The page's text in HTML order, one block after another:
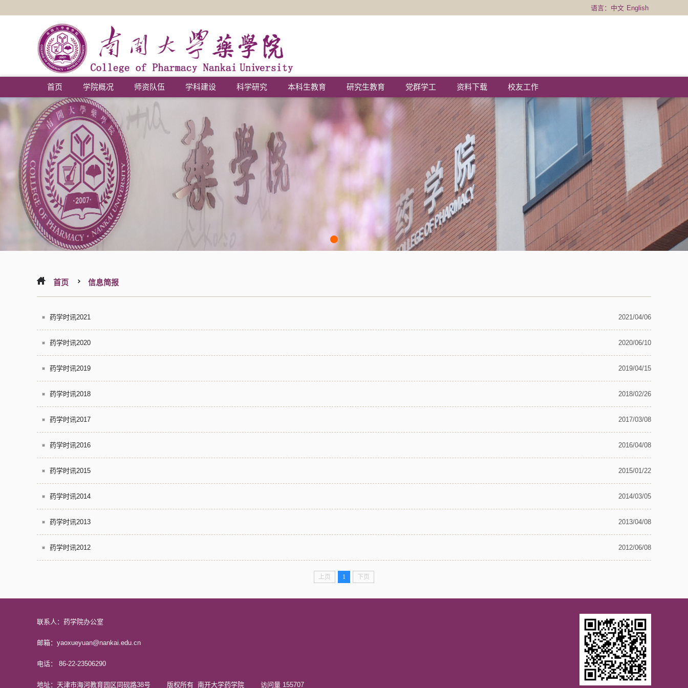
语言： 中文 English
首页 学院概况 师资队伍 学科建设 科学研究 本科生教育 研究生教育 党群学工 资料下载 校友工作
首页 信息简报
药学时讯2021 2021/04/06
药学时讯2020 2020/06/10
药学时讯2019 2019/04/15
药学时讯2018 2018/02/26
药学时讯2017 2017/03/08
药学时讯2016 2016/04/08
药学时讯2015 2015/01/22
药学时讯2014 2014/03/05
药学时讯2013 2013/04/08
药学时讯2012 2012/06/08
上页 1 下页
联系人：药学院办公室
邮箱：yaoxueyuan@nankai.edu.cn
电话： 86-22-23506290
地址：天津市海河教育园区同砚路38号 版权所有 南开大学药学院 访问量 155707